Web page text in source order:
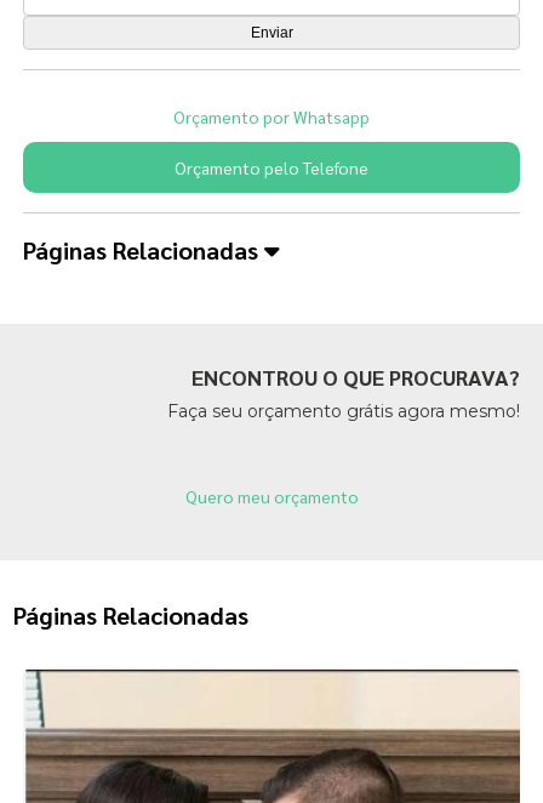
Orçamento por Whatsapp
Orçamento pelo Telefone
Páginas Relacionadas
ENCONTROU O QUE PROCURAVA?
Faça seu orçamento grátis agora mesmo!
Quero meu orçamento
Páginas Relacionadas